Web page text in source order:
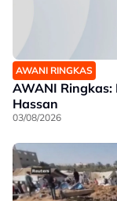
AWANI RINGKAS
AWANI
Hassan
03/08/2026